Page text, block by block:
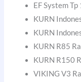
EF System
KURN
KURN
KURN R85
KURN R150
VIKING V3